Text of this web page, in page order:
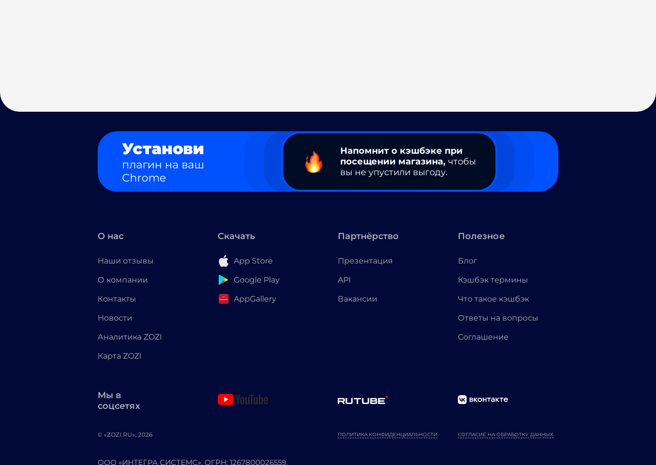
Установи
плагин на ваш
Chrome
Напомнит о кэшбэке при
посещении магазина, чтобы
вы не упустили выгоду.
О нас
Наши отзывы
О компании
Контакты
Новости
Аналитика ZOZI
Карта ZOZI
Скачать
App Store
Google Play
AppGallery
Партнёрство
Презентация
API
Вакансии
Полезное
Блог
Кэшбэк термины
Что такое кэшбэк
Ответы на вопросы
Соглашение
Мы в
соцсетях
© «ZOZI.RU», 2026 ПОЛИТИКА КОНФИДЕНЦИАЛЬНОСТИ СОГЛАСИЕ НА ОБРАБОТКУ ДАННЫХ
ООО «ИНТЕГРА СИСТЕМС». ОГРН: 1267800026559.